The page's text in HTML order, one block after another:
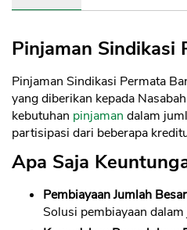
Pinjaman Sindikasi
Pinjaman Sindikasi Permata
yang diberikan kepada
kebutuhan pinjaman dalam
partisipasi dari beberapa
Apa Saja
Pembiayaan Jumlah Besar
Solusi pembiayaan